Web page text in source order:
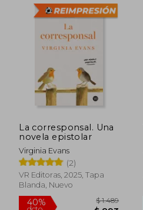
La corresponsal. Una
novela epistolar
Virginia Evans
(2)
VR Editoras, 2025, Tapa
Blanda, Nuevo